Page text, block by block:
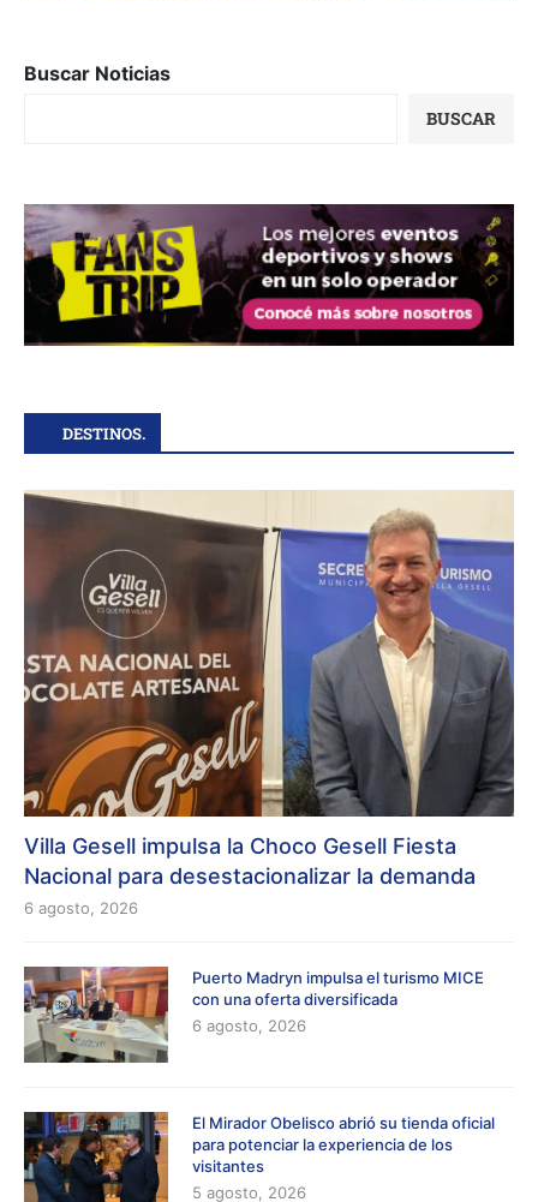
Buscar Noticias
BUSCAR
DESTINOS.
Villa Gesell impulsa la Choco Gesell Fiesta
Nacional para desestacionalizar la demanda
6 agosto, 2026
Puerto Madryn impulsa el turismo MICE
con una oferta diversificada
6 agosto, 2026
El Mirador Obelisco abrió su tienda oficial
para potenciar la experiencia de los
visitantes
5 agosto, 2026